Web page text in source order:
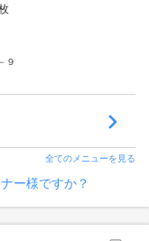
９
全てのメニューを見る
ー様ですか？